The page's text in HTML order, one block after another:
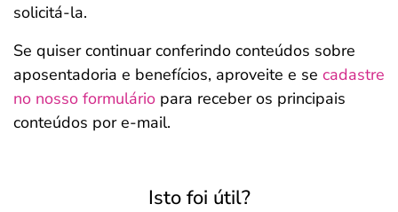
solicitá-la.
Se quiser continuar conferindo conteúdos sobre
aposentadoria e benefícios, aproveite e se cadastre
no nosso formulário para receber os principais
conteúdos por e-mail.
Isto foi útil?